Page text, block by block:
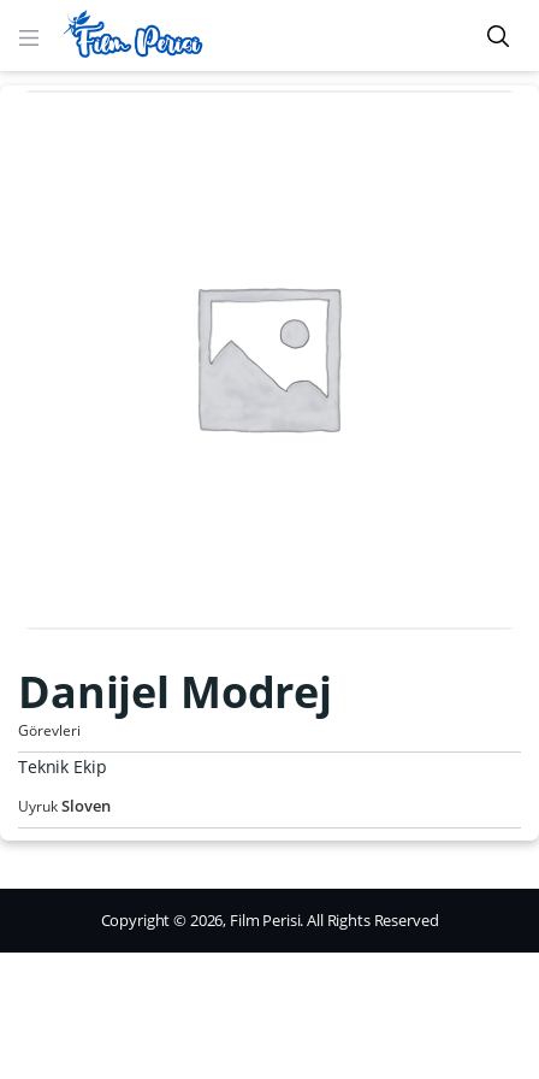
Danijel Modrej
Görevleri
Teknik Ekip
UyrukSloven
Copyright © 2026, Film Perisi. All Rights Reserved